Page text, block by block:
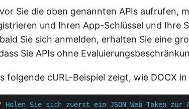
Sie die oben genannten APIs aufrufen,
und Ihren App-Schlüssel und Ihre
Sie sich anmelden, erhalten Sie eine
Sie APIs ohne
folgende cURL-Beispiel zeigt, wie DOCX
Holen Sie sich zuerst ein JSON Web Token